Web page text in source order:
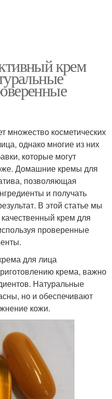
крем
множество косметических
однако многие из них
которые могут
Домашние кремы для
позволяющая
и получать
В этой статье мы
крем для
проверенные
для лица
крема, важно
Натуральные
но и обеспечивают
кожи.